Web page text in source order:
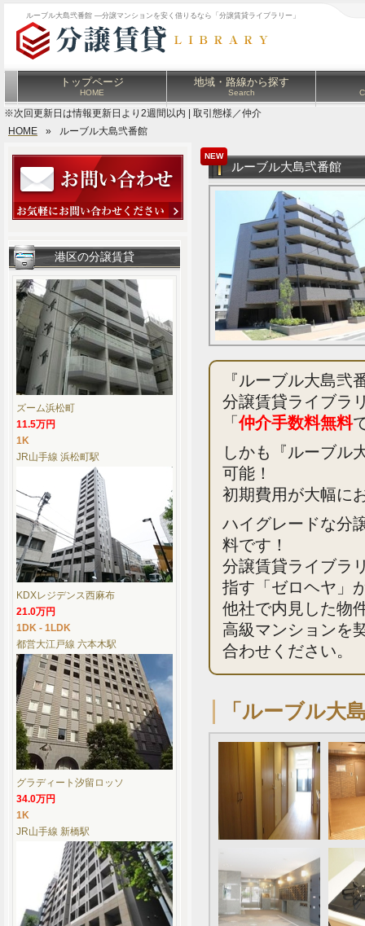
ルーブル大島弐番館 ―分譲マンションを安く借りるなら「分譲賃貸ライブラリー」
トップページ
HOME
地域・路線から探す
Search
※次回更新日は情報更新日より2週間以内 | 取引態様／仲介
HOME
» ルーブル大島弐番館
ルーブル大島弐番館
NEW
『ルーブル大島弐
分譲賃貸ライブラ
「仲介手数料無料
しかも『ルーブル
可能！
初期費用が大幅に
ハイグレードな分
料です！
分譲賃貸ライブラ
指す「ゼロヘヤ」
他社で内見した物
高級マンションを
合わせください。
「ルーブル大
港区の分譲賃貸
ズーム浜松町
11.5万円
1K
JR山手線 浜松町駅
KDXレジデンス西麻布
21.0万円
1DK - 1LDK
都営大江戸線 六本木駅
グラディート汐留ロッソ
34.0万円
1K
JR山手線 新橋駅